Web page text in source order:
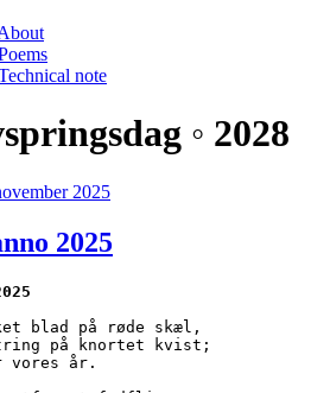
note
◦ 2028
2025
2025
blad på røde skæl,
på knortet kvist;
vores år.